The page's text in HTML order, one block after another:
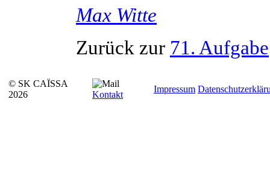
Max Witte
Zurück zur 71. Aufgabe
© SK CAÏSSA
2026
Kontakt
Impressum